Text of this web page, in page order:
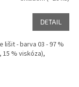
DETAIL
lišit - barva 03 - 97 %
15 % viskóza),